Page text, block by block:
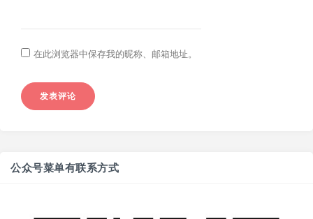
在此浏览器中保存我的昵称、邮箱地址。
公众号菜单有联系方式